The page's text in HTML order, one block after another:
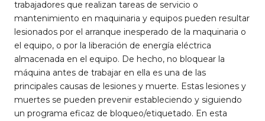
trabajadores que realizan tareas de servicio o
mantenimiento en maquinaria y equipos pueden resultar
lesionados por el arranque inesperado de la maquinaria o
el equipo, o por la liberación de energía eléctrica
almacenada en el equipo. De hecho, no bloquear la
máquina antes de trabajar en ella es una de las
principales causas de lesiones y muerte. Estas lesiones y
muertes se pueden prevenir estableciendo y siguiendo
un programa eficaz de bloqueo/etiquetado. En esta